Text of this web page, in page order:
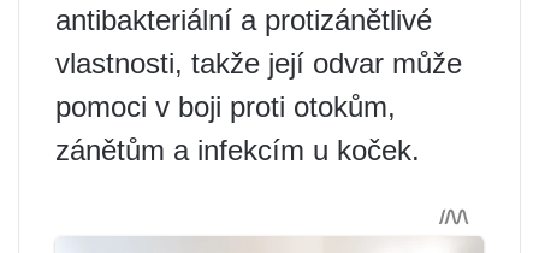
antibakteriální a protizánětlivé
vlastnosti, takže její odvar může
pomoci v boji proti otokům,
zánětům a infekcím u koček.